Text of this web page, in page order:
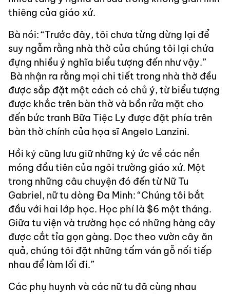
thiêng của giáo xứ.
Bà nói: “Trước đây, tôi chưa từng dừng lại để
suy ngẫm rằng nhà thờ của chúng tôi lại chứa
đựng nhiều ý nghĩa biểu tượng đến như vậy.”
Bà nhận ra rằng mọi chi tiết trong nhà thờ đều
được sắp đặt một cách có chủ ý, từ biểu tượng
được khắc trên bàn thờ và bồn rửa mặt cho
đến bức tranh Bữa Tiệc Ly được đặt phía trên
bàn thờ chính của họa sĩ Angelo Lanzini.
Hồi ký cũng lưu giữ những ký ức về các nền
móng đầu tiên của ngôi trường giáo xứ. Một
trong những câu chuyện đó đến từ Nữ Tu
Gabriel, nữ tu dòng Đa Minh: “Chúng tôi bắt
đầu với hai lớp học. Học phí là $6 một tháng.
Giữa tu viện và trường học có những hàng cây
được cắt tỉa gọn gàng. Dọc theo vườn cây ăn
quả, chúng tôi đặt những tấm ván gỗ nối tiếp
nhau để làm lối đi.”
Các phụ huynh và các nữ tu đã cùng nhau